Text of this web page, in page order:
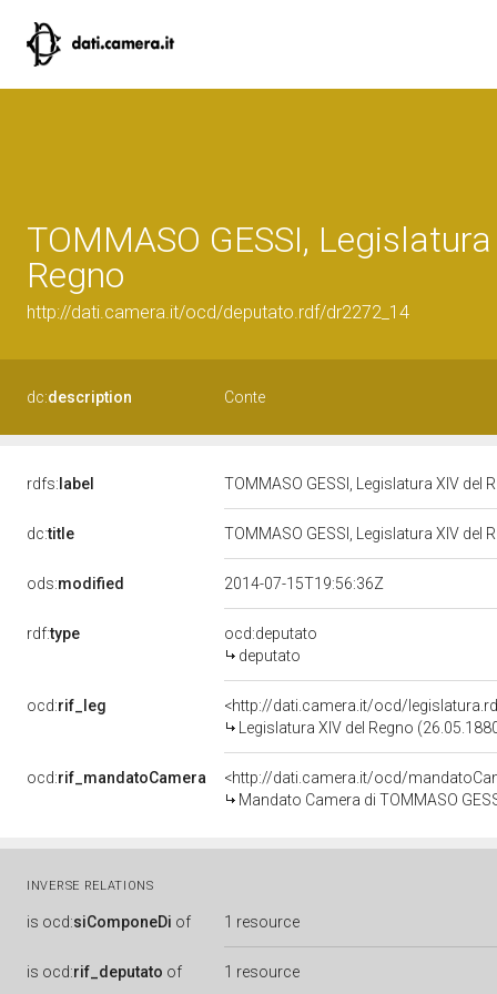
TOMMASO GESSI,
Regno
http://dati.camera.it/ocd/deputato.rdf/dr2272_14
dc:description Conte
rdfs: label TOMMASO GESSI, Legislatura XIV del
dc:title TOMMASO GESSI, Legislatura XIV del
ods:modified 2014-07-15T19:56:36Z
rdf:type
ocd:deputato
deputato
ocd:rif_leg
<http://dati.camera.it/ocd/
Legislatura XIV del Regno
ocd:rif_mandatoCamera
<http://dati.camera.it/ocd/
Mandato Camera di TOMMASO
INVERSE RELATIONS
is ocd:siComponeDi of 1 resource
is ocd:rif_deputato of 1 resource